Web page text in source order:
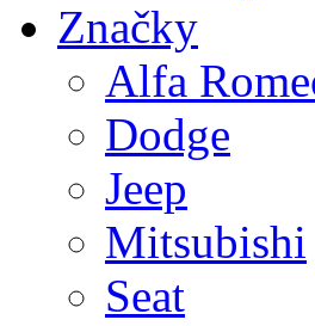
Značky
Alfa
Dodge
Jeep
Mitsubishi
Seat